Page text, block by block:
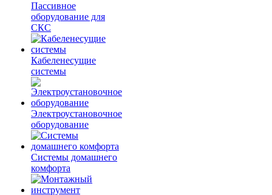
Пассивное
оборудование для
СКС
Кабеленесущие
системы
Электроустановочное
оборудование
Системы домашнего
комфорта